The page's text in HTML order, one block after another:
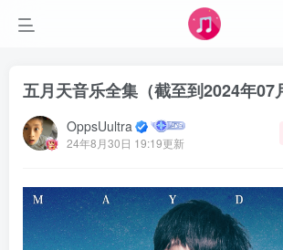
五月天音乐全集（截至到2024年07
OppsUultra
24年8月30日 19:19更新